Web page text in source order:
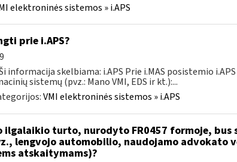
elektroninės sistemos » i.APS
prie i.APS?
informacija skelbiama: i.APS Prie i.MAS posistemio
sistemų (pvz.: Mano VMI, EDS ir kt.):...
VMI elektroninės sistemos » i.APS
ilgalaikio turto, nurodyto FR0457 formoje, bus
lengvojo automobilio, naudojamo advokato
atskaitymams)?